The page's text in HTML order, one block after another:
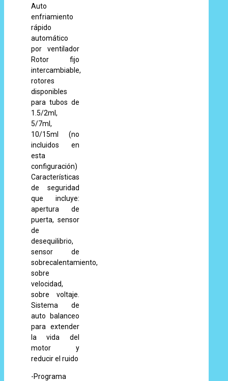
Auto
enfriamiento
rápido
automático
por ventilador
Rotor fijo
intercambiable,
rotores
disponibles
para tubos de
1.5/2ml,
5/7ml,
10/15ml (no
incluidos en
esta
configuración)
Características
de seguridad
que incluye:
apertura de
puerta, sensor
de
desequilibrio,
sensor de
sobrecalentamiento,
sobre
velocidad,
sobre voltaje.
Sistema de
auto balanceo
para extender
la vida del
motor y
reducir el ruido
-Programa